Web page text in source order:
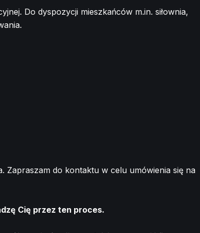
Do dyspozycji mieszkańców m.in. siłownia,
Zapraszam do kontaktu w celu umówienia się na
Cię przez ten proces.